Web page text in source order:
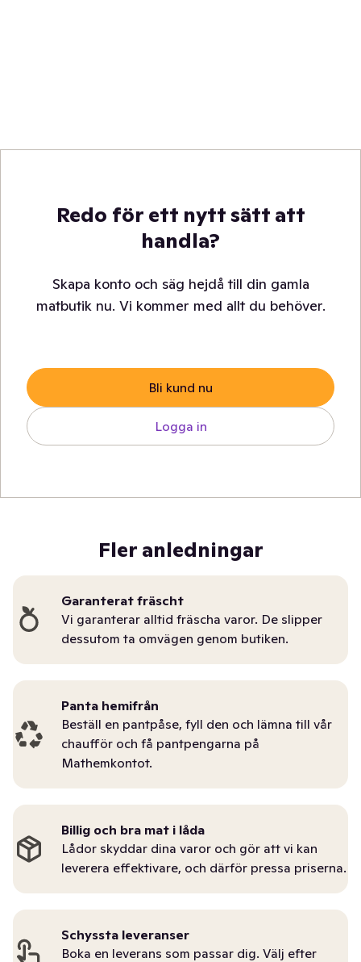
Redo för ett nytt sätt att
handla?
Skapa konto och säg hejdå till din gamla
matbutik nu. Vi kommer med allt du behöver.
Bli kund nu
Logga in
Fler anledningar
Garanterat fräscht
Vi garanterar alltid fräscha varor. De slipper
dessutom ta omvägen genom butiken.
Panta hemifrån
Beställ en pantpåse, fyll den och lämna till vår
chaufför och få pantpengarna på
Mathemkontot.
Billig och bra mat i låda
Lådor skyddar dina varor och gör att vi kan
leverera effektivare, och därför pressa priserna.
Schyssta leveranser
Boka en leverans som passar dig. Välj efter